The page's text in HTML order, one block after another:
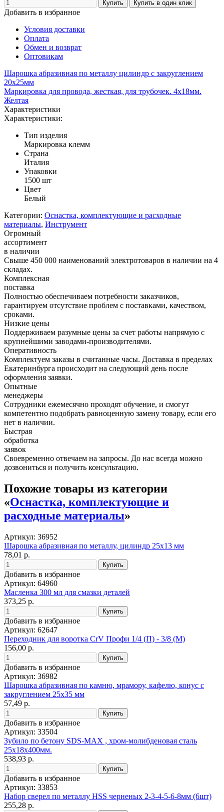
Добавить в избранное
Условия доставки
Оплата
Обмен и возврат
Оптовикам
Шарошка абразивная по металлу цилиндр с закруглением
20х25мм
Маркировка для провода, жесткая, для трубочек. 4х18мм.
Желтая
Характеристики
Характеристики:
Тип изделия
Маркировка клемм
Страна
Италия
Упаковки
1500 шт
Цвет
Белый
Категории: Оснастка, комплектующие и расходные
материалы, Инструмент
Огромный
ассортимент
в наличии
Свыше 450 000 наименований электротоваров в наличии на 4
складах.
Комплексная
поставка
Полностью обеспечиваем потребности заказчиков,
гарантируем отсутствие проблем с поставками, качеством,
сроками.
Низкие цены
Поддерживаем разумные цены за счет работы напрямую с
крупнейшими заводами-производителями.
Оперативность
Комплектуем заказы в считанные часы. Доставка в пределах
Екатеринбурга происходит на следующий день после
оформления заявки.
Опытные
менеджеры
Сотрудники ежемесячно проходят обучение, и смогут
компетентно подобрать равноценную замену товару, если его
нет в наличии.
Быстрая
обработка
заявок
Своевременно отвечаем на запросы. До нас всегда можно
дозвониться и получить консультацию.
Похожие товары из категории
«Оснастка, комплектующие и
расходные материалы»
Артикул: 36952
Шарошка абразивная по металлу, цилиндр 25х13 мм
78,01 р.
Добавить в избранное
Артикул: 64960
Масленка 300 мл для смазки деталей
373,25 р.
Добавить в избранное
Артикул: 62647
Переходник для воротка CrV Профи 1/4 (П) - 3/8 (М)
156,00 р.
Добавить в избранное
Артикул: 36982
Шарошка абразивная по камню, мрамору, кафелю, конус с
закруглением 25х35 мм
57,49 р.
Добавить в избранное
Артикул: 33504
Зубило по бетону SDS-MAX , хром-молибденовая сталь
25х18х400мм.
538,93 р.
Добавить в избранное
Артикул: 33853
Набор сверел по металлу HSS черненых 2-3-4-5-6-8мм (6шт)
255,28 р.